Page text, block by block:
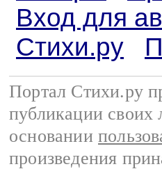
Вход для
Стихи.ру
Портал Стихи.ру
публикации своих
основании
произведения